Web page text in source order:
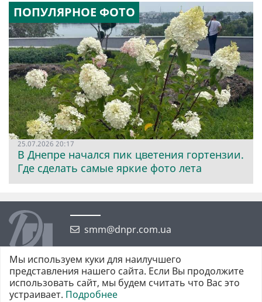
ПОПУЛЯРНОЕ ФОТО
25.07.2026 20:17
В Днепре начался пик цветения гортензии.
Где сделать самые яркие фото лета
smm@dnpr.com.ua
Мы используем куки для наилучшего
представления нашего сайта. Если Вы продолжите
использовать сайт, мы будем считать что Вас это
устраивает. Подробнее